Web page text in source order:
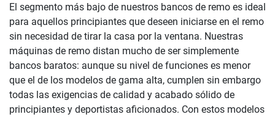
El segmento más bajo de nuestros bancos de remo es ideal
para aquellos principiantes que deseen iniciarse en el remo
sin necesidad de tirar la casa por la ventana. Nuestras
máquinas de remo distan mucho de ser simplemente
bancos baratos: aunque su nivel de funciones es menor
que el de los modelos de gama alta, cumplen sin embargo
todas las exigencias de calidad y acabado sólido de
principiantes y deportistas aficionados. Con estos modelos